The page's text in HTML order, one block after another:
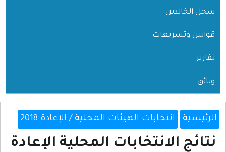
سجل الخالدين
قوانين وتشريعات
تقارير
وثائق
الرئيسية انتخابات الهيئات المحلية / الإعادة 2018
نتائج الانتخابات المحلية الإعادة